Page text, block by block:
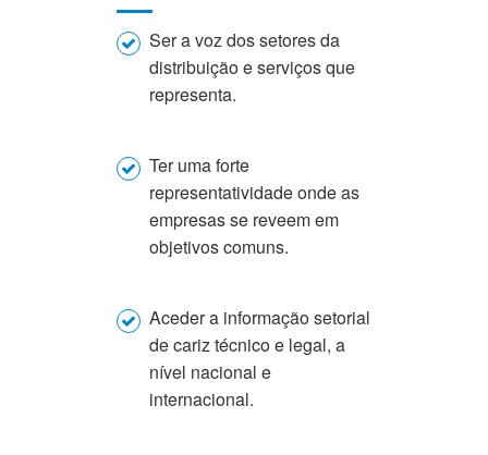
Ser a voz dos setores da
distribuição e serviços que
representa.
Ter uma forte
representatividade onde as
empresas se reveem em
objetivos comuns.
Aceder a informação setorial
de cariz técnico e legal, a
nível nacional e
internacional.